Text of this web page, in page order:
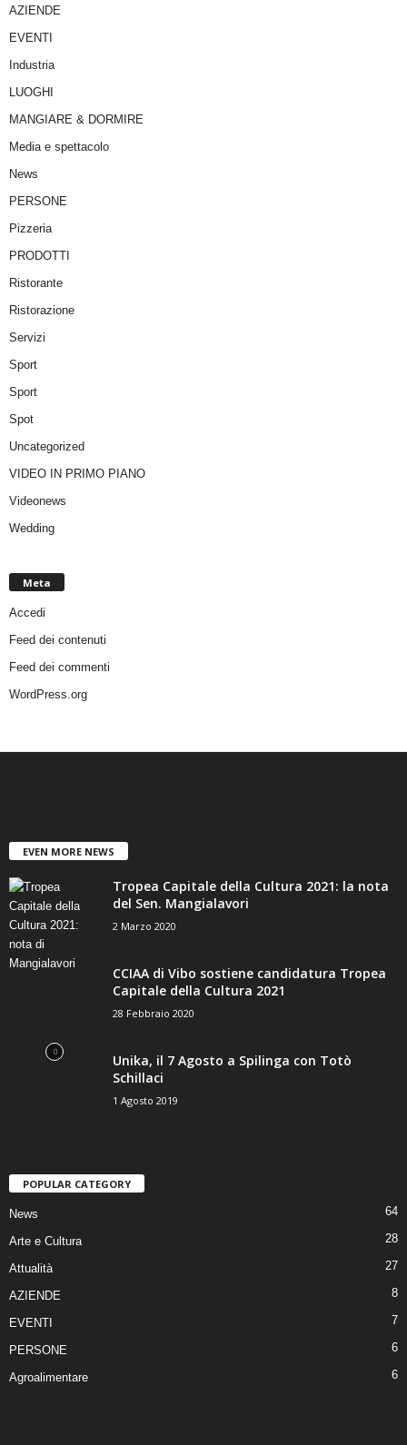
AZIENDE
EVENTI
Industria
LUOGHI
MANGIARE & DORMIRE
Media e spettacolo
News
PERSONE
Pizzeria
PRODOTTI
Ristorante
Ristorazione
Servizi
Sport
Sport
Spot
Uncategorized
VIDEO IN PRIMO PIANO
Videonews
Wedding
Meta
Accedi
Feed dei contenuti
Feed dei commenti
WordPress.org
EVEN MORE NEWS
Tropea Capitale della Cultura 2021: la nota
del Sen. Mangialavori
2 Marzo 2020
CCIAA di Vibo sostiene candidatura Tropea
Capitale della Cultura 2021
28 Febbraio 2020
Unika, il 7 Agosto a Spilinga con Totò
Schillaci
1 Agosto 2019
POPULAR CATEGORY
News 64
Arte e Cultura 28
Attualità 27
AZIENDE 8
EVENTI 7
PERSONE 6
Agroalimentare 6